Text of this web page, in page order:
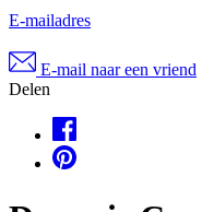
E-mailadres
E-mail naar een vriend
Delen